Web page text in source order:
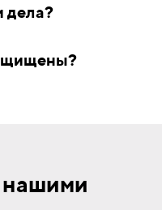
дела?
нашими